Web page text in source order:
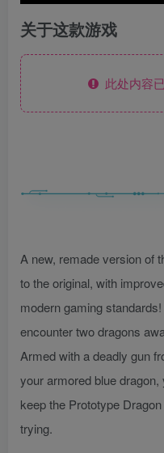
关于这款游戏
此处内容
A new, remade version of
to the original, with
modern gaming
encounter two dragons
Armed with a deadly gun
your armored blue
keep the Prototype
trying.